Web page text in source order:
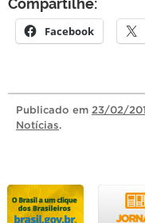
Facebook
Publicado em 23/02/
Notícias.